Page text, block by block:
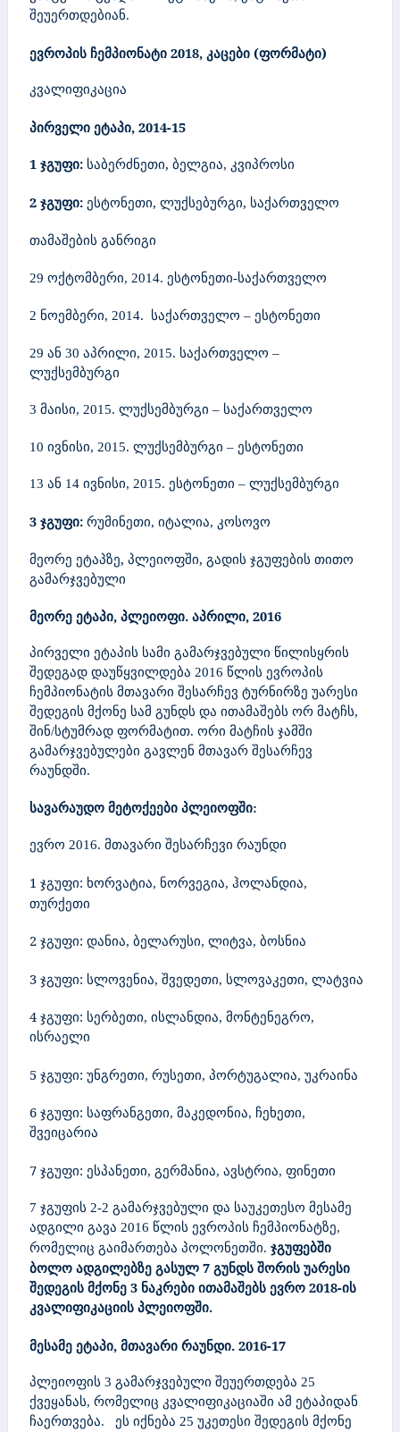
შეუერთდებიან.
ევროპის ჩემპიონატი 2018, კაცები (ფორმატი)
კვალიფიკაცია
პირველი ეტაპი, 2014-15
1 ჯგუფი: საბერძნეთი, ბელგია, კვიპროსი
2 ჯგუფი: ესტონეთი, ლუქსებურგი, საქართველო
თამაშების განრიგი
29 ოქტომბერი, 2014. ესტონეთი-საქართველო
2 ნოემბერი, 2014. საქართველო – ესტონეთი
29 ან 30 აპრილი, 2015. საქართველო –
ლუქსემბურგი
3 მაისი, 2015. ლუქსემბურგი – საქართველო
10 ივნისი, 2015. ლუქსემბურგი – ესტონეთი
13 ან 14 ივნისი, 2015. ესტონეთი – ლუქსემბურგი
3 ჯგუფი: რუმინეთი, იტალია, კოსოვო
მეორე ეტაპზე, პლეიოფში, გადის ჯგუფების თითო
გამარჯვებული
მეორე ეტაპი, პლეიოფი. აპრილი, 2016
პირველი ეტაპის სამი გამარჯვებული წილისყრის
შედეგად დაუწყვილდება 2016 წლის ევროპის
ჩემპიონატის მთავარი შესარჩევ ტურნირზე უარესი
შედეგის მქონე სამ გუნდს და ითამაშებს ორ მატჩს,
შინ/სტუმრად ფორმატით. ორი მატჩის ჯამში
გამარჯვებულები გავლენ მთავარ შესარჩევ
რაუნდში.
სავარაუდო მეტოქეები პლეიოფში:
ევრო 2016. მთავარი შესარჩევი რაუნდი
1 ჯგუფი: ხორვატია, ნორვეგია, ჰოლანდია,
თურქეთი
2 ჯგუფი: დანია, ბელარუსი, ლიტვა, ბოსნია
3 ჯგუფი: სლოვენია, შვედეთი, სლოვაკეთი, ლატვია
4 ჯგუფი: სერბეთი, ისლანდია, მონტენეგრო,
ისრაელი
5 ჯგუფი: უნგრეთი, რუსეთი, პორტუგალია, უკრაინა
6 ჯგუფი: საფრანგეთი, მაკედონია, ჩეხეთი,
შვეიცარია
7 ჯგუფი: ესპანეთი, გერმანია, ავსტრია, ფინეთი
7 ჯგუფის 2-2 გამარჯვებული და საუკეთესო მესამე
ადგილი გავა 2016 წლის ევროპის ჩემპიონატზე,
რომელიც გაიმართება პოლონეთში. ჯგუფებში
ბოლო ადგილებზე გასულ 7 გუნდს შორის უარესი
შედეგის მქონე 3 ნაკრები ითამაშებს ევრო 2018-ის
კვალიფიკაციის პლეიოფში.
მესამე ეტაპი, მთავარი რაუნდი. 2016-17
პლეიოფის 3 გამარჯვებული შეუერთდება 25
ქვეყანას, რომელიც კვალიფიკაციაში ამ ეტაპიდან
ჩაერთვება. ეს იქნება 25 უკეთესი შედეგის მქონე